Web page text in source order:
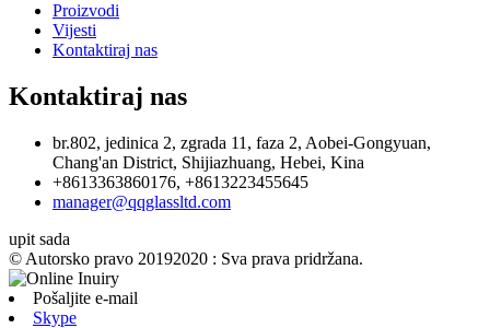
Proizvodi
Vijesti
Kontaktiraj nas
Kontaktiraj nas
br.802, jedinica 2, zgrada 11, faza 2, Aobei-Gongyuan,
Chang'an District, Shijiazhuang, Hebei, Kina
+8613363860176, +8613223455645
manager@qqglassltd.com
upit sada
© Autorsko pravo 20192020 : Sva prava pridržana.
Pošaljite e-mail
Skype